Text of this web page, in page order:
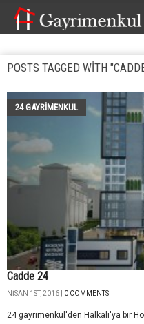
POSTS TAGGED WITH
24 GAYRIMENKUL
Cadde 24
NISAN 1ST, 2016 | 0 COMMENTS
24 gayrimenkul'den Halkalı'ya bir